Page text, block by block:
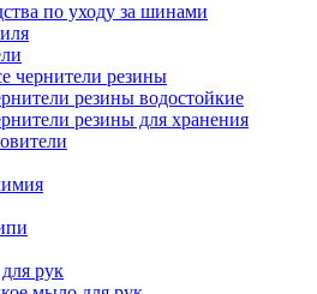
по уходу за шинами
чернители резины
резины водостойкие
резины для хранения
рук